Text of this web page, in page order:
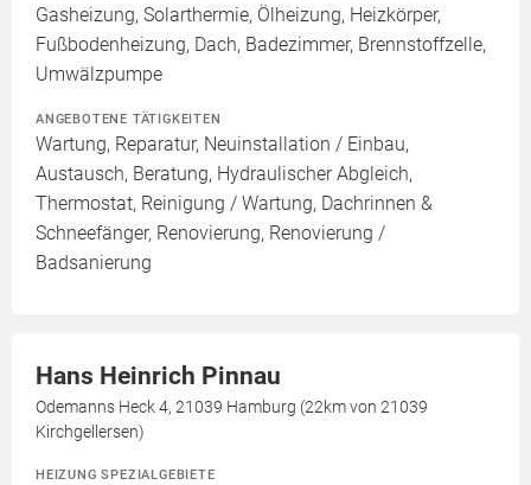
Gasheizung, Solarthermie, Ölheizung, Heizkörper,
Fußbodenheizung, Dach, Badezimmer, Brennstoffzelle,
Umwälzpumpe
ANGEBOTENE TÄTIGKEITEN
Wartung, Reparatur, Neuinstallation / Einbau,
Austausch, Beratung, Hydraulischer Abgleich,
Thermostat, Reinigung / Wartung, Dachrinnen &
Schneefänger, Renovierung, Renovierung /
Badsanierung
Hans Heinrich Pinnau
Odemanns Heck 4, 21039 Hamburg (22km von 21039
Kirchgellersen)
HEIZUNG SPEZIALGEBIETE